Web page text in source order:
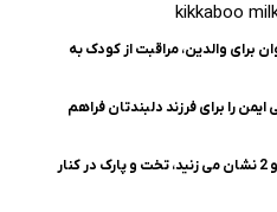
برای والدین، مراقبت از کودک به
را برای فرزند دلبندتان فراهم
شما با خرید این محصول در واقع 1 تیر و 2 نشان می زنید، تخت و پارک در کنار